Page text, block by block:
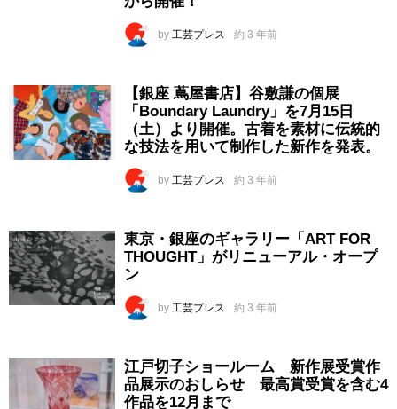
by 工芸プレス 約 3 年前
【銀座 蔦屋書店】谷敷謙の個展
「Boundary Laundry」を7月15日
（土）より開催。古着を素材に伝統的
な技法を用いて制作した新作を発表。
by 工芸プレス 約 3 年前
東京・銀座のギャラリー「ART FOR
THOUGHT」がリニューアル・オープ
ン
by 工芸プレス 約 3 年前
江戸切子ショールーム 新作展受賞作
品展示のおしらせ 最高賞受賞を含む4
作品を12月まで